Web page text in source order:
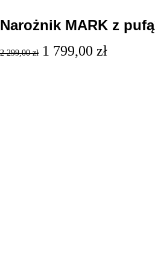
Narożnik MARK z pufą
2 299,00zł 1 799,00 zł